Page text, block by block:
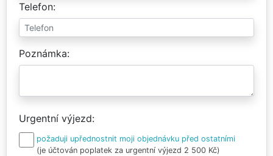
Telefon
Poznámka
Urgentní výjezd
požaduji upřednostnit moji objednávku před ostatními
(je účtován poplatek za urgentní výjezd 2 500 Kč)